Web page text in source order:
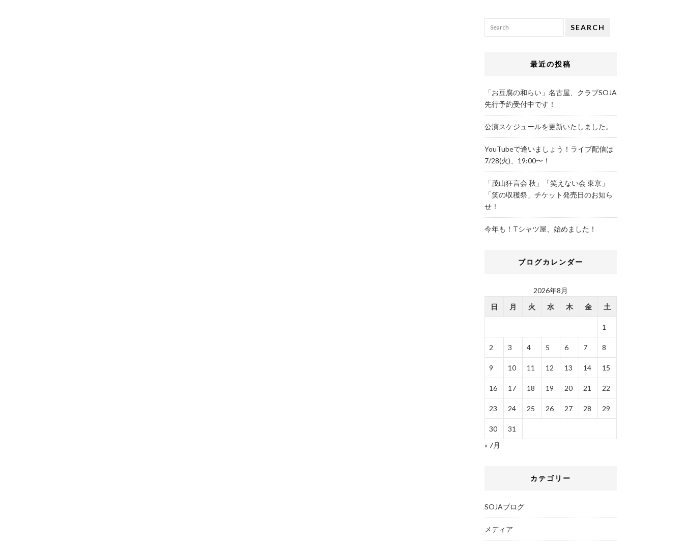
SEARCH
最近の投稿
「お豆腐の和らい」名古屋、クラブSOJA
先行予約受付中です！
公演スケジュールを更新いたしました。
YouTubeで逢いましょう！ライブ配信は
7/28(火)、19:00〜！
「茂山狂言会 秋」「笑えない会 東京」
「笑の収穫祭」チケット発売日のお知ら
せ！
今年も！Tシャツ屋、始めました！
ブログカレンダー
2026年8月
日
月 火 水 木 金 土
1
2 3 4 5 6 7 8
9 10 11 12 13 14 15
16 17 18 19 20 21 22
23 24 25 26 27 28 29
30
31
« 7月
カテゴリー
SOJAブログ
メディア